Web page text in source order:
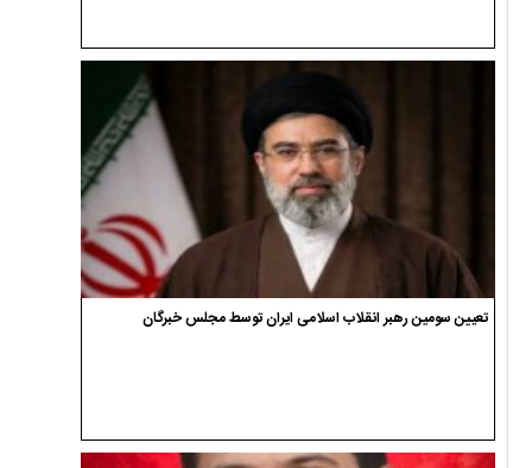
تعیین سومین رهبر انقلاب اسلامی ایران توسط مجلس خبرگان